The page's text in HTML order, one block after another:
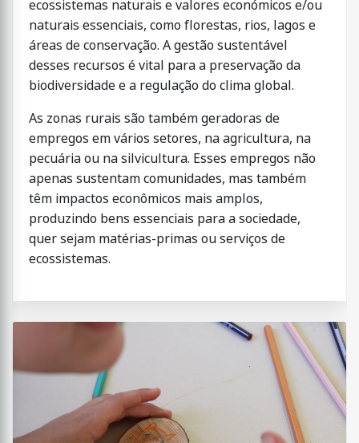
ecossistemas naturais e valores económicos e/ou
naturais essenciais, como florestas, rios, lagos e
áreas de conservação. A gestão sustentável
desses recursos é vital para a preservação da
biodiversidade e a regulação do clima global.
As zonas rurais são também geradoras de
empregos em vários setores, na agricultura, na
pecuária ou na silvicultura. Esses empregos não
apenas sustentam comunidades, mas também
têm impactos econômicos mais amplos,
produzindo bens essenciais para a sociedade,
quer sejam matérias-primas ou serviços de
ecossistemas.